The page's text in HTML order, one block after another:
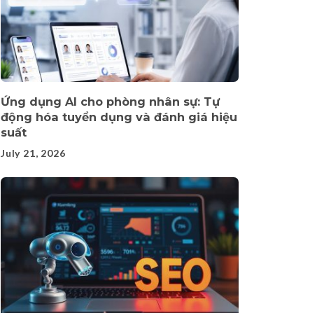
Ứng dụng AI cho phòng nhân sự: Tự
động hóa tuyển dụng và đánh giá hiệu
suất
July 21, 2026